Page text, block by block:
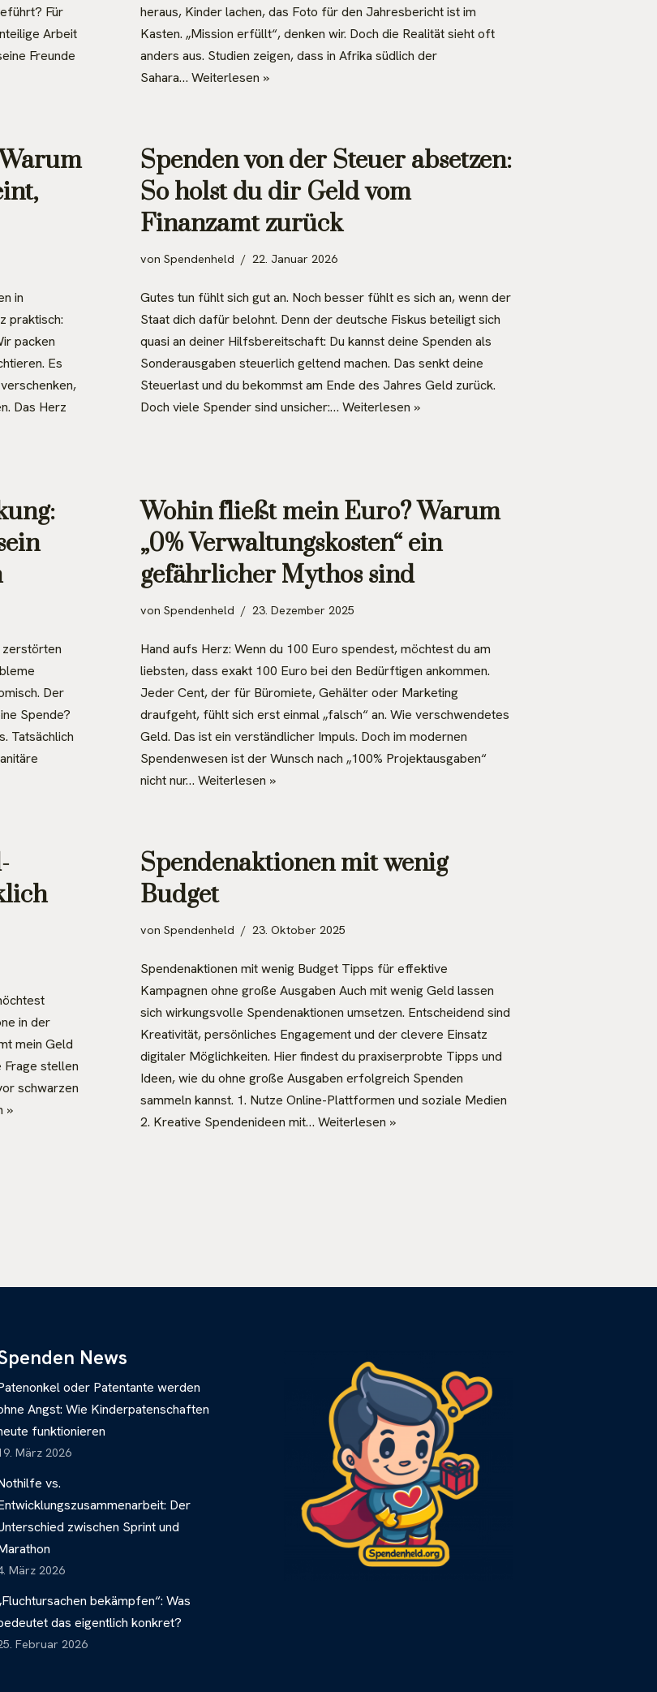
Für
Arbeit
Freunde
heraus, Kinder lachen, das Foto für den Jahresbericht ist im
Kasten. „Mission erfüllt“, denken wir. Doch die Realität sieht oft
anders aus. Studien zeigen, dass in Afrika südlich der
Sahara… Weiterlesen »
in
praktisch:
packen
Es
Das Herz
Spenden von der Steuer absetzen:
So holst du dir Geld vom
Finanzamt zurück
von Spendenheld 22. Januar 2026
Gutes tun fühlt sich gut an. Noch besser fühlt es sich an, wenn der
Staat dich dafür belohnt. Denn der deutsche Fiskus beteiligt sich
quasi an deiner Hilfsbereitschaft: Du kannst deine Spenden als
Sonderausgaben steuerlich geltend machen. Das senkt deine
Steuerlast und du bekommst am Ende des Jahres Geld zurück.
Doch viele Spender sind unsicher:… Weiterlesen »
zerstörten
Der
Spende?
Tatsächlich
Wohin fließt mein Euro? Warum
„0% Verwaltungskosten“ ein
gefährlicher Mythos sind
von Spendenheld 23. Dezember 2025
Hand aufs Herz: Wenn du 100 Euro spendest, möchtest du am
liebsten, dass exakt 100 Euro bei den Bedürftigen ankommen.
Jeder Cent, der für Büromiete, Gehälter oder Marketing
draufgeht, fühlt sich erst einmal „falsch“ an. Wie verschwendetes
Geld. Das ist ein verständlicher Impuls. Doch im modernen
Spendenwesen ist der Wunsch nach „100% Projektausgaben“
nicht nur… Weiterlesen »
in der
mein Geld
Frage stellen
schwarzen
»
Spendenaktionen mit wenig
Budget
von Spendenheld 23. Oktober 2025
Spendenaktionen mit wenig Budget Tipps für effektive
Kampagnen ohne große Ausgaben Auch mit wenig Geld lassen
sich wirkungsvolle Spendenaktionen umsetzen. Entscheidend sind
Kreativität, persönliches Engagement und der clevere Einsatz
digitaler Möglichkeiten. Hier findest du praxiserprobte Tipps und
Ideen, wie du ohne große Ausgaben erfolgreich Spenden
sammeln kannst. 1. Nutze Online-Plattformen und soziale Medien
2. Kreative Spendenideen mit… Weiterlesen »
News
oder Patentante werden
Angst: Wie Kinderpatenschaften
funktionieren
März 2026
vs.
Der
zwischen Sprint und
März 2026
bekämpfen“: Was
das eigentlich konkret?
Februar 2026